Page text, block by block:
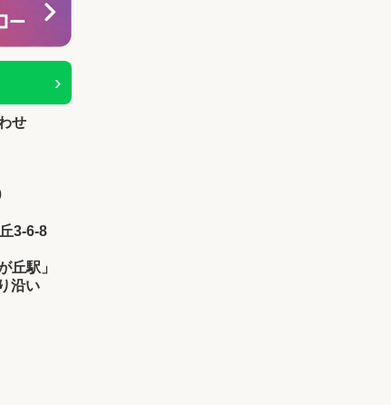
›
せ
3-6-8
丘駅」
沿い